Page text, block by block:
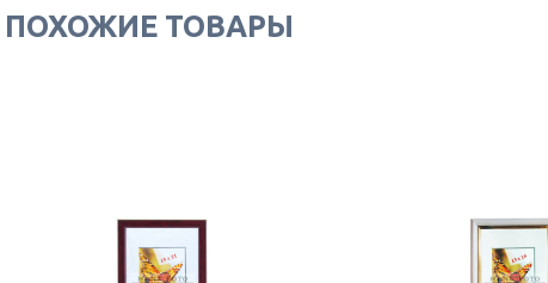
ПОХОЖИЕ ТОВАРЫ